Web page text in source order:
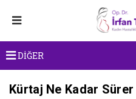
DİĞER
Kürtaj Ne Kadar Sürer